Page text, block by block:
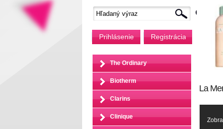
Prihlásenie Registrácia
The Ordinary
Biotherm
Clarins
Clinique
La